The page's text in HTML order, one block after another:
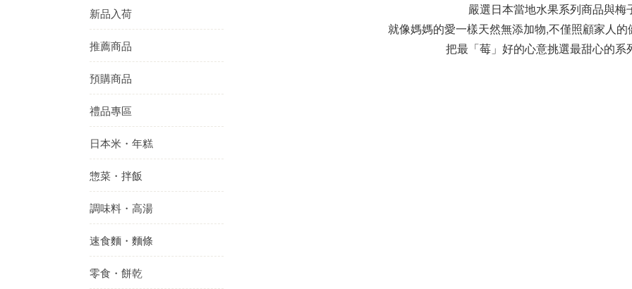
新品入荷
推薦商品
預購商品
禮品專區
日本米・年糕
惣菜・拌飯
調味料・高湯
速食麵・麵條
零食・餅乾
嚴選日本當地水果系列商品與梅
就像媽媽的愛一樣天然無添加物,不僅照顧家人
把最「莓」好的心意挑選最甜心的系